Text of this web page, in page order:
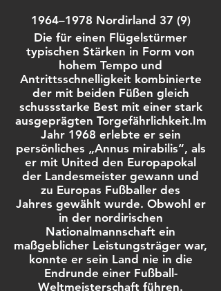
1964–1978 Nordirland 37 (9)
Die für einen Flügelstürmer
typischen Stärken in Form von
hohem Tempo und
Antrittsschnelligkeit kombinierte
der mit beiden Füßen gleich
schussstarke Best mit einer stark
ausgeprägten Torgefährlichkeit.Im
Jahr 1968 erlebte er sein
persönliches „Annus mirabilis“, als
er mit United den Europapokal
der Landesmeister gewann und
zu Europas Fußballer des
Jahres gewählt wurde. Obwohl er
in der nordirischen
Nationalmannschaft ein
maßgeblicher Leistungsträger war,
konnte er sein Land nie in die
Endrunde einer Fußball-
Weltmeisterschaft führen.